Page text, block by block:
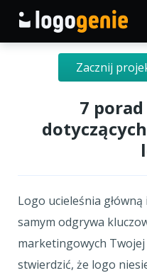
Kreator Logo
Generator logo AI
Pomysły na logo
Produkty
O nas
Blog
Zacznij
7
Logo ucieleśnia
samym odgrywa
marketingowych Twojej
stwierdzić, że logo